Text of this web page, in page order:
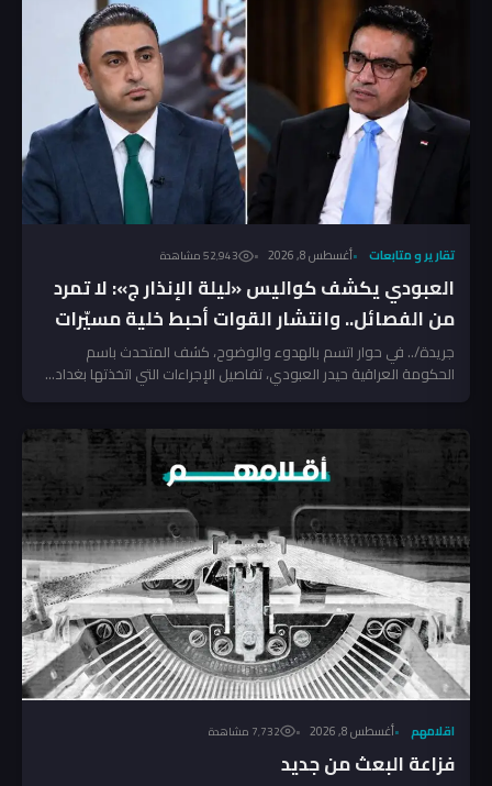
تقارير و متابعات أغسطس 8, 2026 52٬943 مشاهدة
العبودي يكشف كواليس «ليلة الإنذار ج»: لا تمرد
من الفصائل.. وانتشار القوات أحبط خلية مسيّرات
جريدة/.. في حوار اتسم بالهدوء والوضوح، كشف المتحدث باسم
الحكومة العراقية حيدر العبودي، تفاصيل الإجراءات التي اتخذتها بغداد...
اقلامهم أغسطس 8, 2026 7٬732 مشاهدة
فزاعة البعث من جديد